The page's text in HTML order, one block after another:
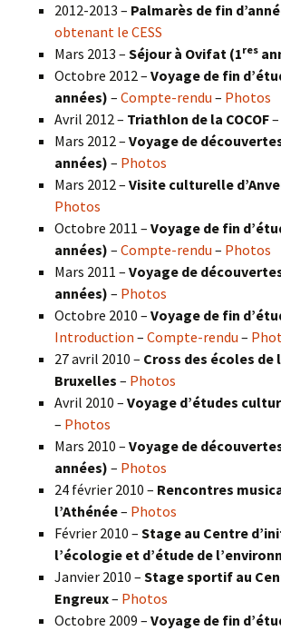
2012-2013 – Palmarès de fin
obtenant le CESS
Mars 2013 – Séjour à Ovifat (1res
Octobre 2012 – Voyage de fin
années) – Compte-rendu – Photos
Avril 2012 – Triathlon de la COCOF–
Mars 2012 – Voyage de
années) – Photos
Mars 2012 – Visite culturelle
Photos
Octobre 2011 – Voyage de fin
années) – Compte-rendu – Photos
Mars 2011 – Voyage de
années) – Photos
Octobre 2010 – Voyage de fin
Introduction – Compte-rendu –
27 avril 2010 – Cross des écoles de
Bruxelles – Photos
Avril 2010 – Voyage d’études
– Photos
Mars 2010 – Voyage de
années) – Photos
24 février 2010 – Rencontres
l’Athénée– Photos
Février 2010 – Stage au Centre
l’écologie et d’étude de
Janvier 2010 – Stage sportif au
Engreux– Photos
Octobre 2009 – Voyage de fin